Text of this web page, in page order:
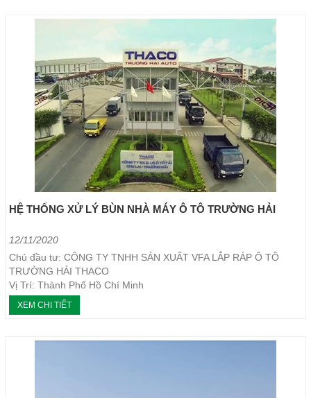
HỆ THỐNG XỬ LÝ BÙN NHÀ MÁY Ô TÔ TRƯỜNG HẢI
12/11/2020
Chủ đầu tư: CÔNG TY TNHH SẢN XUẤT VFA LẮP RÁP Ô TÔ
TRƯỜNG HẢI THACO
Vị Trí: Thành Phố Hồ Chí Minh
Loại máy...
XEM CHI TIẾT